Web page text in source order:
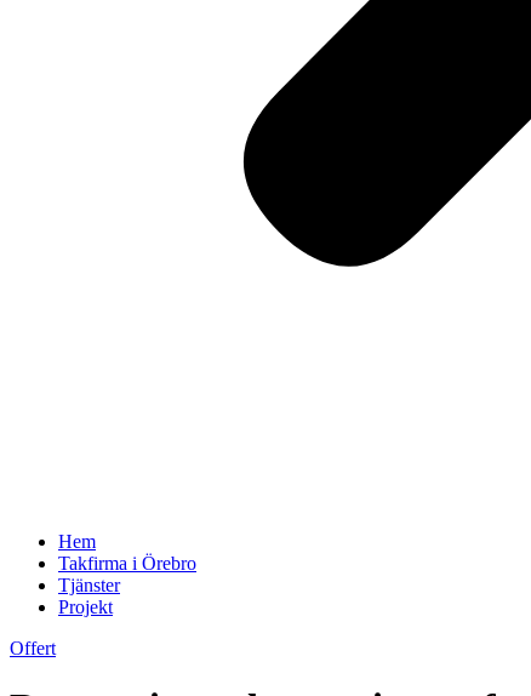
Hem
Takfirma i Örebro
Tjänster
Projekt
Offert